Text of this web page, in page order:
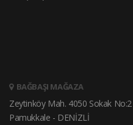
BAĞBAŞI MAĞAZA
Zeytinköy Mah. 4050 Sokak No:2
Pamukkale - DENİZLİ